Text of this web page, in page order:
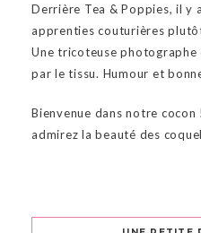
Derrière Tea & Poppies, il y
apprenties couturières
Une tricoteuse
par le tissu. Humour et
Bienvenue dans notre
admirez la beauté des